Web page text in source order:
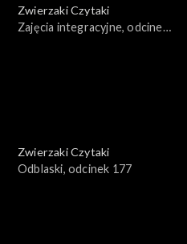
Zwierzaki Czytaki
Zajęcia integracyjne, odcinek
Zwierzaki Czytaki
Odblaski, odcinek 177